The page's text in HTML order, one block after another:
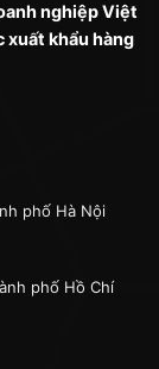
nghiệp Việt
xuất khẩu hàng
phố Hà Nội
phố Hồ Chí